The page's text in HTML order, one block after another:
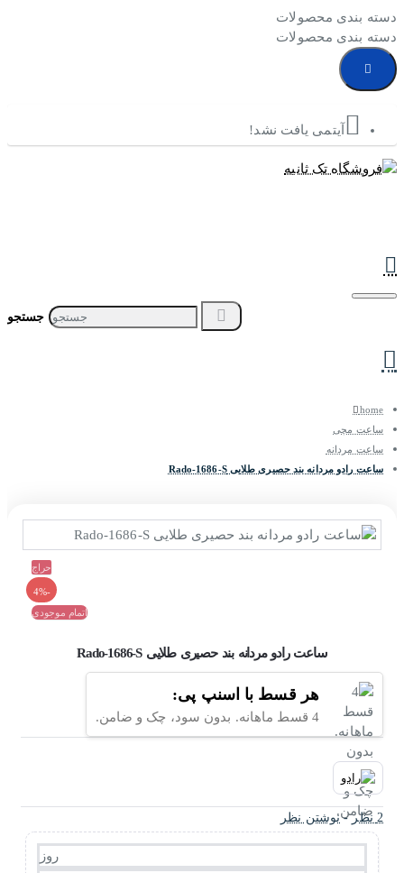
دسته بندی محصولات
دسته بندی محصولات
آیتمی یافت نشد!
home
ساعت مچی
ساعت مردانه
ساعت رادو مردانه بند حصیری طلایی Rado-1686-S
حراج
-4%
اتمام موجودی
ساعت رادو مردانه بند حصیری طلایی Rado-1686-S
هر قسط با اسنپ پی:
4 قسط ماهانه. بدون سود، چک و ضامن.
2 نظر - نوشتن نظر
روز